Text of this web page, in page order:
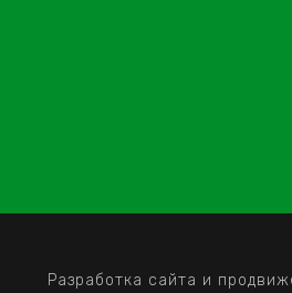
Разработка сайта и